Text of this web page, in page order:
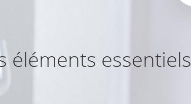
éléments essentiels